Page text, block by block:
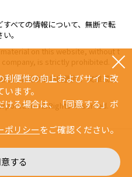
べての情報について、無断で転
。
on this website, without t
is strictly prohibited.
或複製本網站的圖片、文章或任
All Rights Reserved.
利便性の向上およびサイト改
ます。
る場合は、「同意する」ボ
ポリシーをご確認ください。
する